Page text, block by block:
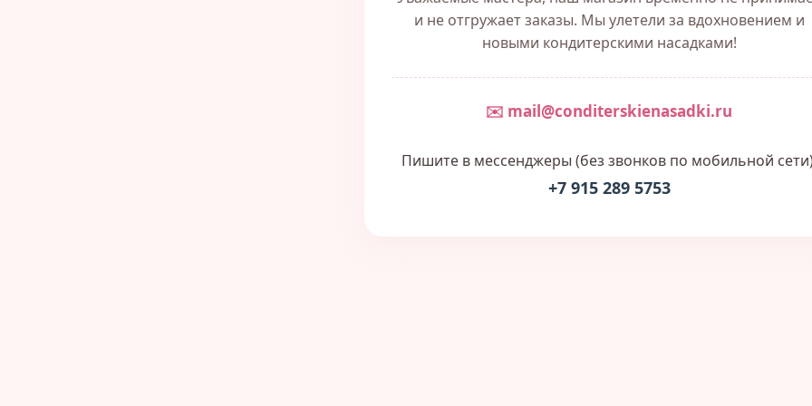
и не отгружает заказы. Мы улетели за вдохновением и
новыми кондитерскими насадками!
✉️ mail@conditerskienasadki.ru
Пишите в мессенджеры (без звонков по мобильной
+7 915 289 5753